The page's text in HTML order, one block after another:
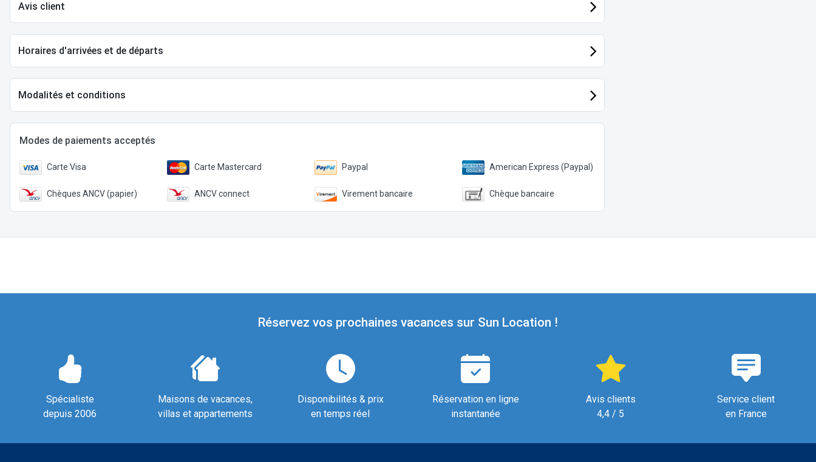
Avis client
Horaires d'arrivées et de départs
Modalités et conditions
Modes de paiements acceptés
Carte Visa Carte Mastercard Paypal American Express (Paypal)
Chèques ANCV (papier) ANCV connect Virement bancaire Chèque bancaire
Réservez vos prochaines vacances sur Sun Location !
Spécialiste
depuis 2006
Maisons de vacances,
villas et appartements
Disponibilités & prix
en temps réel
Réservation en ligne
instantanée
Avis clients
4,4 / 5
Service client
en France